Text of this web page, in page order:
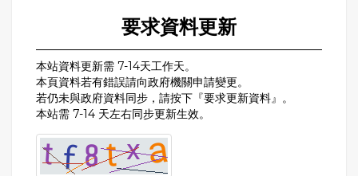
要求資料更新
本站資料更新需 7-14天工作天。
本頁資料若有錯誤請向政府機關申請變更。
若仍未與政府資料同步，請按下『要求更新資料』。
本站需 7-14 天左右同步更新生效。